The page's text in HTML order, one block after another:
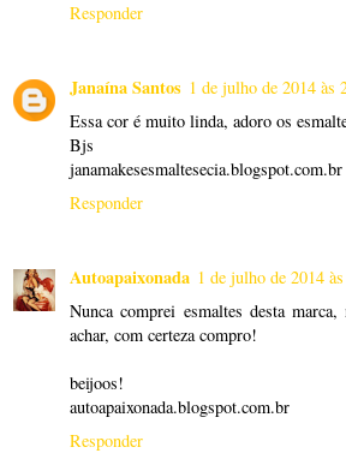
Responder
Janaína Santos 1 de julho de 2014 às
Essa cor é muito linda, adoro os
Bjs
janamakesesmaltesecia.blogspot.com.br
Responder
Autoapaixonada 1 de julho de 2014
Nunca comprei esmaltes desta
achar, com certeza compro!
beijoos!
autoapaixonada.blogspot.com.br
Responder